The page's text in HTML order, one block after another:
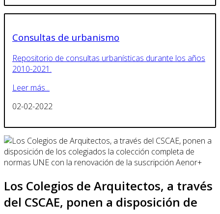
Consultas de urbanismo
Repositorio de consultas urbanísticas durante los años
2010-2021.
Leer más...
02-02-2022
Los Colegios de Arquitectos, a través
del CSCAE, ponen a disposición de